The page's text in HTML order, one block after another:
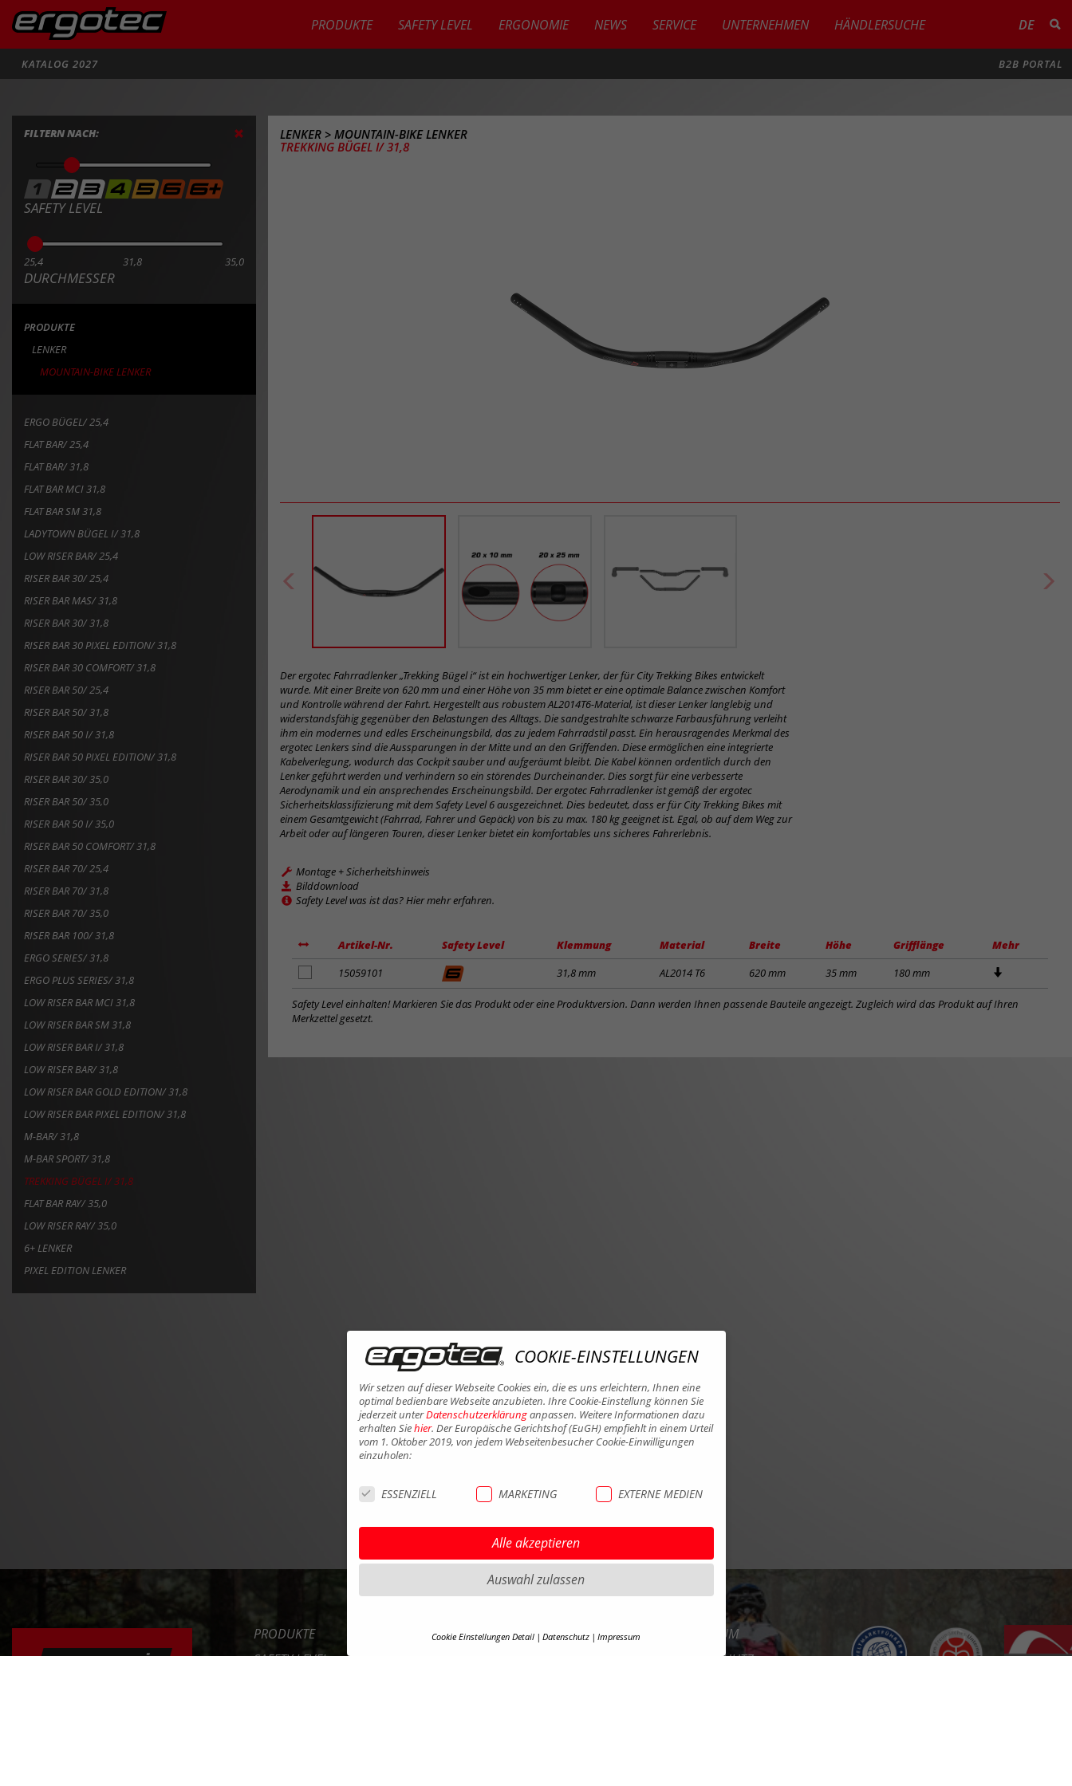
PRODUKTE SAFETY LEVEL ERGONOMIE NEWS SERVICE UNTERNEHMEN HÄNDLERSUCHE DE
KATALOG 2027 B2B PORTAL
FILTERN NACH:
SAFETY LEVEL
25,4 31,8 35,0
DURCHMESSER
PRODUKTE
LENKER
MOUNTAIN-BIKE LENKER
ERGO BÜGEL/ 25,4
FLAT BAR/ 25,4
FLAT BAR/ 31,8
FLAT BAR MCI 31,8
FLAT BAR SM 31,8
LADYTOWN BÜGEL I/ 31,8
LOW RISER BAR/ 25,4
RISER BAR 30/ 25,4
RISER BAR MAS/ 31,8
RISER BAR 30/ 31,8
RISER BAR 30 PIXEL EDITION/ 31,8
RISER BAR 30 COMFORT/ 31,8
RISER BAR 50/ 25,4
RISER BAR 50/ 31,8
RISER BAR 50 I/ 31,8
RISER BAR 50 PIXEL EDITION/ 31,8
RISER BAR 30/ 35,0
RISER BAR 50/ 35,0
RISER BAR 50 I/ 35,0
RISER BAR 50 COMFORT/ 31,8
RISER BAR 70/ 25,4
RISER BAR 70/ 31,8
RISER BAR 70/ 35,0
RISER BAR 100/ 31,8
ERGO SERIES/ 31,8
ERGO PLUS SERIES/ 31,8
LOW RISER BAR MCI 31,8
LOW RISER BAR SM 31,8
LOW RISER BAR I/ 31,8
LOW RISER BAR/ 31,8
LOW RISER BAR GOLD EDITION/ 31,8
LOW RISER BAR PIXEL EDITION/ 31,8
M-BAR/ 31,8
M-BAR SPORT/ 31,8
TREKKING BÜGEL I/ 31,8
FLAT BAR RAY/ 35,0
LOW RISER RAY/ 35,0
6+ LENKER
PIXEL EDITION LENKER
LENKER > MOUNTAIN-BIKE LENKER
TREKKING BÜGEL I/ 31,8
Der ergotec Fahrradlenker „Trekking Bügel i“ ist ein hochwertiger Lenker, der für City Trekking Bikes entwickelt
wurde. Mit einer Breite von 620 mm und einer Höhe von 35 mm bietet er eine optimale Balance zwischen Komfort
und Kontrolle während der Fahrt. Hergestellt aus robustem AL2014T6-Material, ist dieser Lenker langlebig und
widerstandsfähig gegenüber den Belastungen des Alltags. Die sandgestrahlte schwarze Farbausführung verleiht
ihm ein modernes und edles Erscheinungsbild, das zu jedem Fahrradstil passt. Ein herausragendes Merkmal des
ergotec Lenkers sind die Aussparungen in der Mitte und an den Griffenden. Diese ermöglichen eine integrierte
Kabelverlegung, wodurch das Cockpit sauber und aufgeräumt bleibt. Die Kabel können ordentlich durch den
Lenker geführt werden und verhindern so ein störendes Durcheinander. Dies sorgt für eine verbesserte
Aerodynamik und ein ansprechendes Erscheinungsbild. Der ergotec Fahrradlenker ist gemäß der ergotec
Sicherheitsklassifizierung mit dem Safety Level 6 ausgezeichnet. Dies bedeutet, dass er für City Trekking Bikes mit
einem Gesamtgewicht (Fahrrad, Fahrer und Gepäck) von bis zu max. 180 kg geeignet ist. Egal, ob auf dem Weg zur
Arbeit oder auf längeren Touren, dieser Lenker bietet ein komfortables uns sicheres Fahrerlebnis.
Montage + Sicherheitshinweis
Bilddownload
Safety Level was ist das? Hier mehr erfahren.
Artikel-Nr. Safety Level Klemmung Material Breite Höhe Grifflänge
Mehr
zum
Merkzettel
hinzufügen
15059101 31,8 mm AL2014 T6 620 mm 35 mm 180 mm
Safety Level einhalten! Markieren Sie das Produkt oder eine Produktversion. Dann werden Ihnen passende Bauteile angezeigt. Zugleich wird das Produkt auf Ihren
Merkzettel gesetzt.
PRODUKTE
SAFETY LEVEL
HIGHLIGHTS MTB
IMPRESSUM
DATENSCHUTZ
COOKIE-EINSTELLUNGEN
Wir setzen auf dieser Webseite Cookies ein, die es uns erleichtern, Ihnen eine
optimal bedienbare Webseite anzubieten. Ihre Cookie-Einstellung können Sie
jederzeit unterDatenschutzerklärunganpassen. Weitere Informationen dazu
erhalten Siehier. Der Europäische Gerichtshof (EuGH) empfiehlt in einem Urteil
vom 1. Oktober 2019, von jedem Webseitenbesucher Cookie-Einwilligungen
einzuholen:
ESSENZIELL MARKETING EXTERNE MEDIEN
Alle akzeptieren
Auswahl zulassen
Cookie Einstellungen Detail Datenschutz Impressum